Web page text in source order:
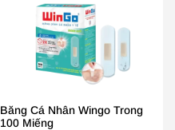
Băng Cá Nhân Wingo Trong
100 Miếng